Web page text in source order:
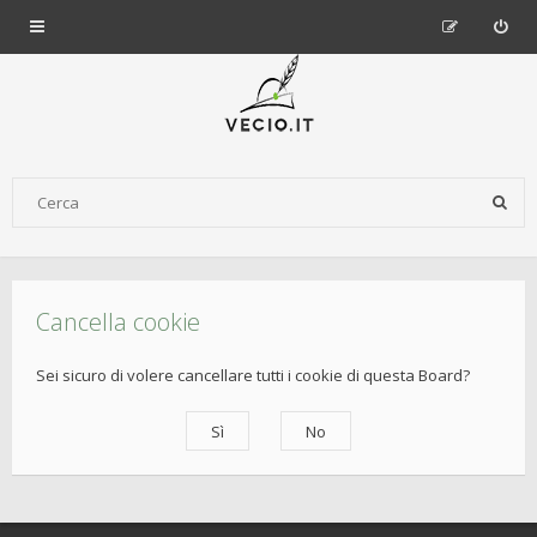
Cancella cookie
Sei sicuro di volere cancellare tutti i cookie di questa Board?